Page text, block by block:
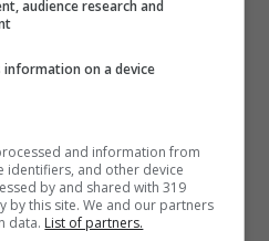
i
con un
per dare più gusto
poi, unisci igamberi
audience research and
information on a device
and information from
identifiers, and other device
by and shared with 319
by this site. We and our partners
data. List of partners.